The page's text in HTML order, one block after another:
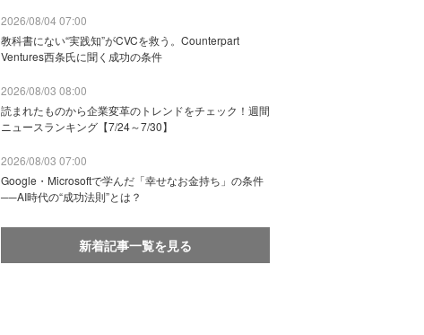
2026/08/04 07:00
教科書にない“実践知”がCVCを救う。Counterpart
Ventures西条氏に聞く成功の条件
2026/08/03 08:00
読まれたものから企業変革のトレンドをチェック！週間
ニュースランキング【7/24～7/30】
2026/08/03 07:00
Google・Microsoftで学んだ「幸せなお金持ち」の条件
──AI時代の“成功法則”とは？
新着記事一覧を見る